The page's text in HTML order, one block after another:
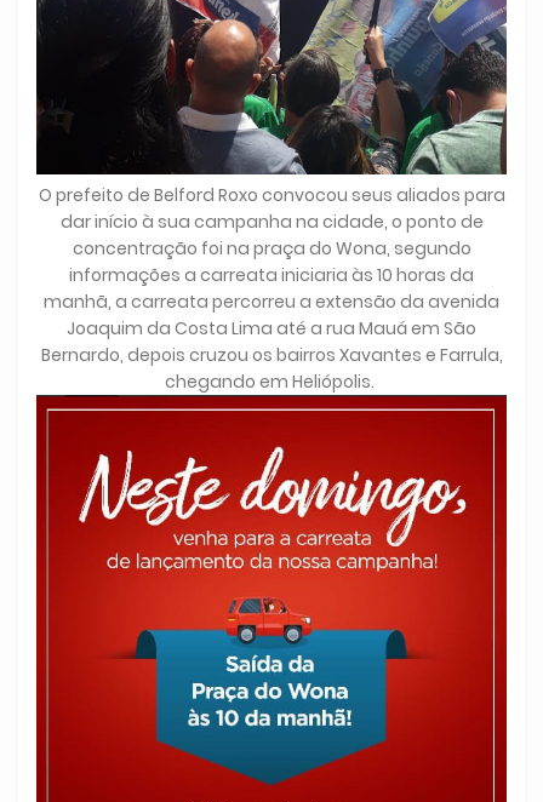
O prefeito de Belford Roxo convocou seus aliados para
dar início à sua campanha na cidade, o ponto de
concentração foi na praça do Wona, segundo
informações a carreata iniciaria às 10 horas da
manhã, a carreata percorreu a extensão da avenida
Joaquim da Costa Lima até a rua Mauá em São
Bernardo, depois cruzou os bairros Xavantes e Farrula,
chegando em Heliópolis.